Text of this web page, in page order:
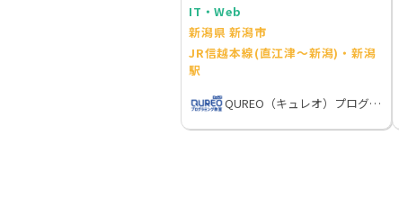
IT・Web
新潟県 新潟市
JR信越本線(直江津～新潟)・新潟
駅
QUREO（キュレオ）プログラミング教室